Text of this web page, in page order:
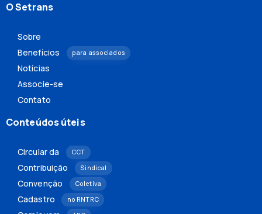
O Setrans
Sobre
Benefícios
para associados
Notícias
Associe-se
Contato
Conteúdos úteis
Circular da CCT
Contribuição Sindical
Convenção Coletiva
Cadastro no RNTRC